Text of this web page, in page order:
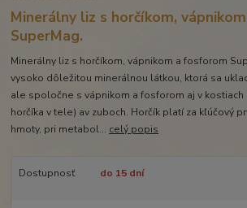
Minerálny liz s horčíkom,
SuperMag.
Minerálny liz s horčíkom, vápnikom a fosforom
vysoko dôležitou minerálnou látkou, ktorá sa
ale spoločne s vápnikom a fosforom aj v kostiach
horčíka v tele) av zuboch. Horčík platí za kľúčový
hmoty, pri metabol... celý popis
Dostupnosť do 15 dní